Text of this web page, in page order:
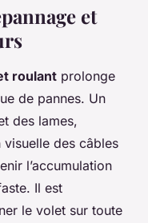
et
roulant prolonge
de pannes. Un
des lames,
visuelle des câbles
l’accumulation
Il est
le volet sur toute